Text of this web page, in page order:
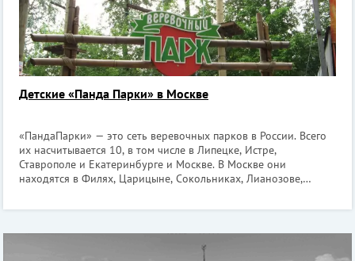
Детские «Панда Парки» в Москве
«ПандаПарки» — это сеть веревочных парков в России. Всего
их насчитывается 10, в том числе в Липецке, Истре,
Ставрополе и Екатеринбурге и Москве. В Москве они
находятся в Филях, Царицыне, Сокольниках, Лианозове,
экстремальным видом развлечений, но